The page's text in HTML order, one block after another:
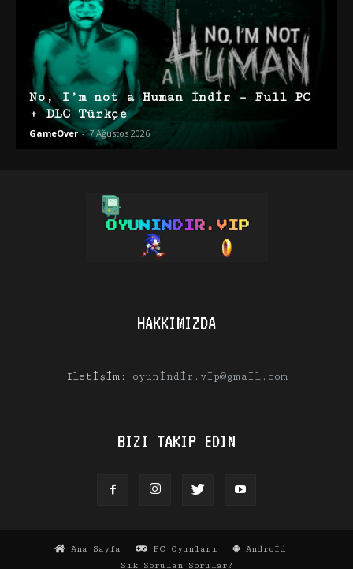
No, I’m not a Human İndir – Full PC
+ DLC Türkçe
GameOver - 7 Ağustos 2026
HAKKIMIZDA
İletişim: oyunindir.vip@gmail.com
BIZI TAKIP EDIN
Ana Sayfa PC Oyunları
Android
Sık Sorulan Sorular?